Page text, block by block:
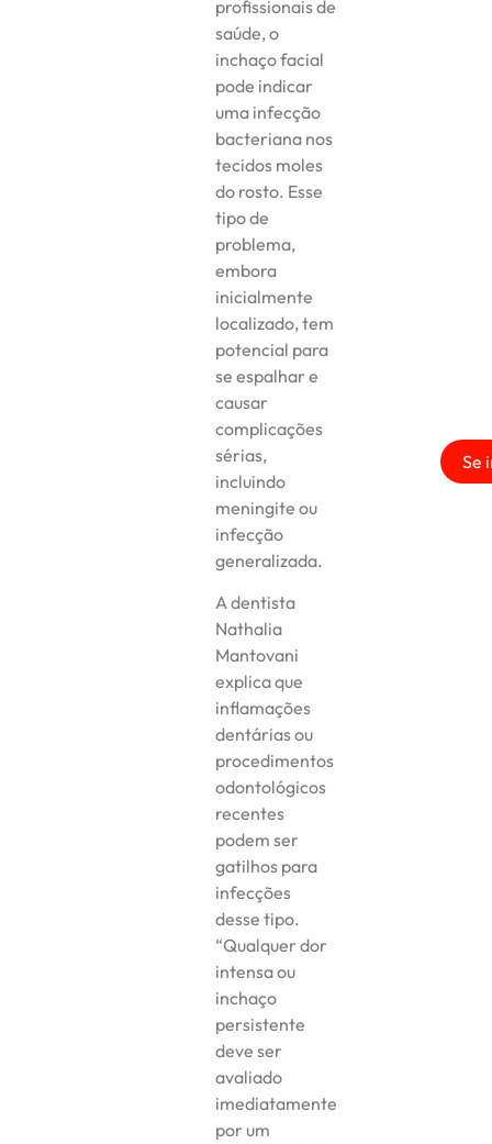
profissionais de
saúde, o
inchaço facial
pode indicar
uma infecção
bacteriana nos
tecidos moles
do rosto. Esse
tipo de
problema,
embora
inicialmente
localizado, tem
potencial para
se espalhar e
causar
complicações
sérias,
incluindo
meningite ou
infecção
generalizada.
A dentista
Nathalia
Mantovani
explica que
inflamações
dentárias ou
procedimentos
odontológicos
recentes
podem ser
gatilhos para
infecções
desse tipo.
“Qualquer dor
intensa ou
inchaço
persistente
deve ser
avaliado
imediatamente
por um
Se